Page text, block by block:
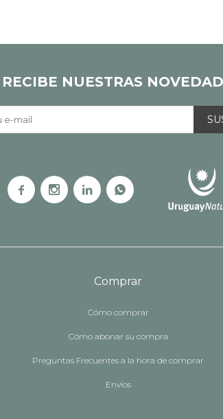
Comprar
Cómo comprar
Cómo abonar su compra
Preguntas Frecuentes a la hora de comprar
Envíos
RECIBE NUESTRAS
   